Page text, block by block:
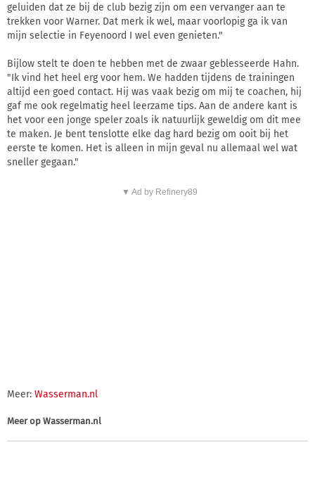
geluiden dat ze bij de club bezig zijn om een vervanger aan te
trekken voor Warner. Dat merk ik wel, maar voorlopig ga ik van
mijn selectie in Feyenoord I wel even genieten."
Bijlow stelt te doen te hebben met de zwaar geblesseerde Hahn.
"Ik vind het heel erg voor hem. We hadden tijdens de trainingen
altijd een goed contact. Hij was vaak bezig om mij te coachen, hij
gaf me ook regelmatig heel leerzame tips. Aan de andere kant is
het voor een jonge speler zoals ik natuurlijk geweldig om dit mee
te maken. Je bent tenslotte elke dag hard bezig om ooit bij het
eerste te komen. Het is alleen in mijn geval nu allemaal wel wat
sneller gegaan."
▼ Ad by Refinery89
Meer: Wasserman.nl
Meer op Wasserman.nl